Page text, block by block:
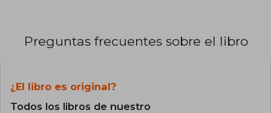
Preguntas frecuentes sobre el libro
¿El libro es original?
Todos los libros de nuestro